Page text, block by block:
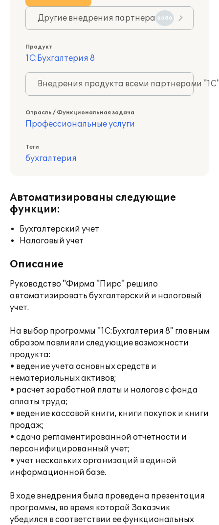
Другие внедрения партнера 6586
Продукт
1С:Бухгалтерия 8
Внедрения продукта всеми партнерами
Отрасль / Функциональная задача
Профессиональные услуги
Теги
бухгалтерия
Автоматизированы следующие
функции:
Бухгалтерский учет
Налоговый учет
Описание
Руководство "Фирма "Пирс" решило
автоматизировать бухгалтерский и налоговый
учет.
На выбор программы "1С:Бухгалтерия 8" главным
образом повлияли следующие возможности
продукта:
• ведение учета основных средств и
нематериальных активов;
• расчет заработной платы и налогов с фонда
оплаты труда;
• ведение кассовой книги, книги покупок и книги
продаж;
• сдача регламентированной отчетности и
персонифицированный учет;
• учет нескольких организаций в единой
информационной базе.
В ходе внедрения была проведена презентация
программы, во время которой Заказчик
убедился в соответствии ее функциональных